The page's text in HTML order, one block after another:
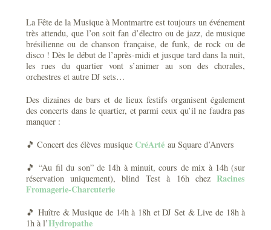
La Fête de la Musique à Montmartre est toujours un événement
très attendu, que l’on soit fan d’électro ou de jazz, de musique
brésilienne ou de chanson française, de funk, de rock ou de
disco ! Dès le début de l’après-midi et jusque tard dans la nuit,
les rues du quartier vont s’animer au son des chorales,
orchestres et autre DJ sets…
Des dizaines de bars et de lieux festifs organisent également
des concerts dans le quartier, et parmi ceux qu’il ne faudra pas
manquer :
🎵 Concert des élèves musique CréArtéau Square d’Anvers
🎵 “Au fil du son” de 14h à minuit, cours de mix à 14h (sur
réservation uniquement), blind Test à 16h chezRacines
Fromagerie-Charcuterie
🎵 Huître & Musique de 14h à 18h et DJ Set & Live de 18h à
1h à l’Hydropathe